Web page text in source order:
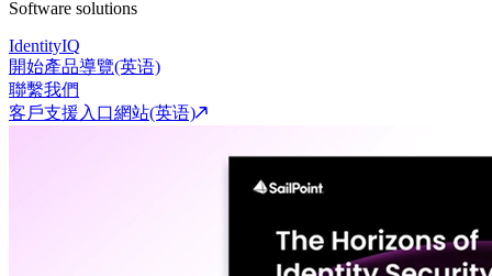
Software solutions
IdentityIQ
開始產品導覽(英语)
聯繫我們
客戶支援入口網站(英语)